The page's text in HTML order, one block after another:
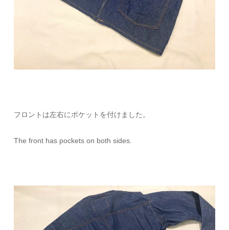
フロントは左右にポケットを付けました。
The front has pockets on both sides.